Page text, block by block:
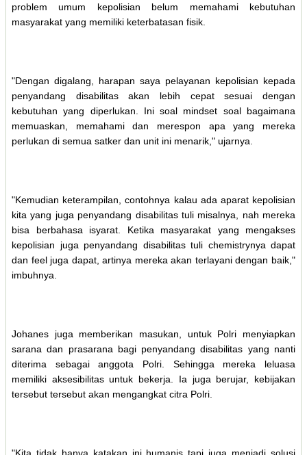
problem umum kepolisian belum memahami kebutuhan
masyarakat yang memiliki keterbatasan fisik.
"Dengan digalang, harapan saya pelayanan kepolisian kepada
penyandang disabilitas akan lebih cepat sesuai dengan
kebutuhan yang diperlukan. Ini soal mindset soal bagaimana
memuaskan, memahami dan merespon apa yang mereka
perlukan di semua satker dan unit ini menarik," ujarnya.
"Kemudian keterampilan, contohnya kalau ada aparat kepolisian
kita yang juga penyandang disabilitas tuli misalnya, nah mereka
bisa berbahasa isyarat. Ketika masyarakat yang mengakses
kepolisian juga penyandang disabilitas tuli chemistrynya dapat
dan feel juga dapat, artinya mereka akan terlayani dengan baik,"
imbuhnya.
Johanes juga memberikan masukan, untuk Polri menyiapkan
sarana dan prasarana bagi penyandang disabilitas yang nanti
diterima sebagai anggota Polri. Sehingga mereka leluasa
memiliki aksesibilitas untuk bekerja. Ia juga berujar, kebijakan
tersebut tersebut akan mengangkat citra Polri.